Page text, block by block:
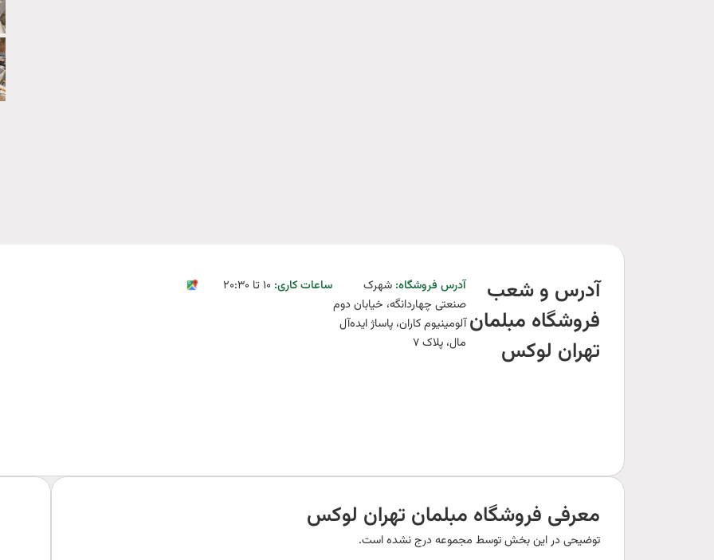
آدرس و شعب
فروشگاه مبلمان
تهران لوکس
آدرس فروشگاه:‌شهرک
صنعتی چهاردانگه، خیابان دوم
آلومینیوم کاران، پاساژ ایده‌آل
مال، پلاک ‍۷
ساعات کاری:‌ ۱۰ تا ۲۰:۳۰
معرفی فروشگاه مبلمان تهران لوکس
توضیحی در این بخش توسط مجموعه درج نشده است.